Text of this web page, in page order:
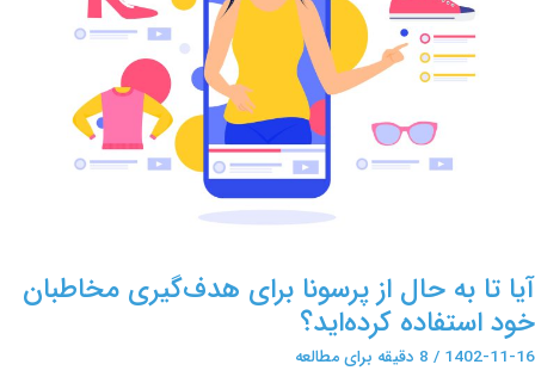
آیا تا به حال از پرسونا برای هدف‌گیری مخاطبان
خود استفاده کرده‌اید؟
1402-11-16
/ 8 دقیقه برای مطالعه
هدف‌گیری